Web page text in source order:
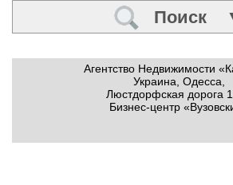
Поиск
Агентство Недвижимости
Украина, Одесса,
Люстдорфская дорога
Бизнес-центр